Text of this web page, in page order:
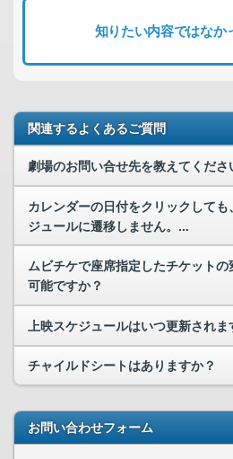
知りたい内容ではなか
関連するよくあるご質問
劇場のお問い合せ先を教えてくださ
カレンダーの日付をクリックして
ジュールに遷移しません。...
ムビチケで座席指定したチケット
可能ですか？
上映スケジュールはいつ更新されま
チャイルドシートはありますか？
お問い合わせフォーム